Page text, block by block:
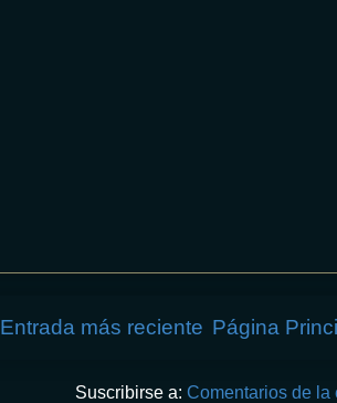
Entrada más reciente Página
Suscribirse a: Comentarios de la